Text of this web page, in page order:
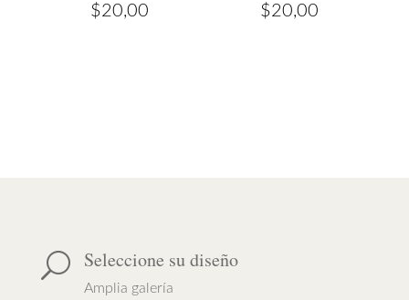
$20,00 $20,00
U Seleccione su diseño
Amplia galería